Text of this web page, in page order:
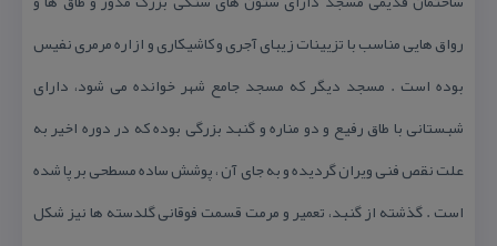
رواق هایی مناسب با تزیینات زیبای آجری و كاشیكاری و ازاره مرمری نفیس
بوده است . مسجد دیگر كه مسجد جامع شهر خوانده می شود، دارای
شبستانی با طاق رفیع و دو مناره و گنبد بزرگی بوده كه در دوره اخیر به
علت نقص فنی ویران گردیده و به جای آن ، پوشش ساده مسطحی بر پا شده
است . گذشته از گنبد، تعمیر و مرمت قسمت فوقانی گلدسته ها نیز شكل